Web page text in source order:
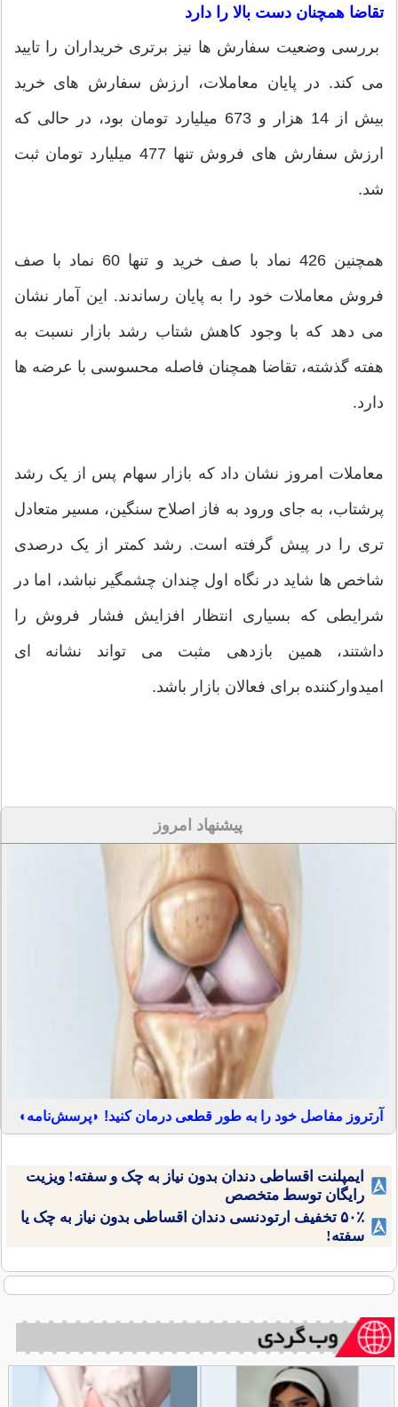
تقاضا همچنان دست بالا را دارد
بررسی وضعیت سفارش ها نیز برتری خریداران را تایید
می کند. در پایان معاملات، ارزش سفارش های خرید
بیش از 14 هزار و 673 میلیارد تومان بود، در حالی که
ارزش سفارش های فروش تنها 477 میلیارد تومان ثبت
شد.
همچنین 426 نماد با صف خرید و تنها 60 نماد با صف
فروش معاملات خود را به پایان رساندند. این آمار نشان
می دهد که با وجود کاهش شتاب رشد بازار نسبت به
هفته گذشته، تقاضا همچنان فاصله محسوسی با عرضه ها
دارد.
معاملات امروز نشان داد که بازار سهام پس از یک رشد
پرشتاب، به جای ورود به فاز اصلاح سنگین، مسیر متعادل
تری را در پیش گرفته است. رشد کمتر از یک درصدی
شاخص ها شاید در نگاه اول چندان چشمگیر نباشد، اما در
شرایطی که بسیاری انتظار افزایش فشار فروش را
داشتند، همین بازدهی مثبت می تواند نشانه ای
امیدوارکننده برای فعالان بازار باشد.
پیشنهاد امروز
آرتروز مفاصل خود را به طور قطعی درمان کنید! ◗پرسش‌نامه◖
ایمپلنت اقساطی دندان بدون نیاز به چک و سفته! ویزیت
رایگان توسط متخصص
۵۰٪ تخفیف ارتودنسی دندان اقساطی بدون نیاز به چک یا
سفته!